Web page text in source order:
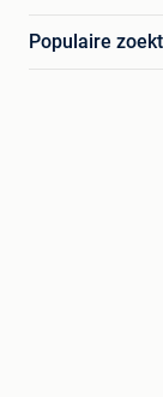
Populaire